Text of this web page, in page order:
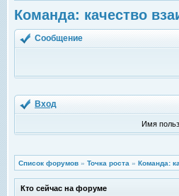
Команда: качество
Сообщение
Вход
Имя
Список форумов » Точка роста » Команда:
Кто сейчас на форуме